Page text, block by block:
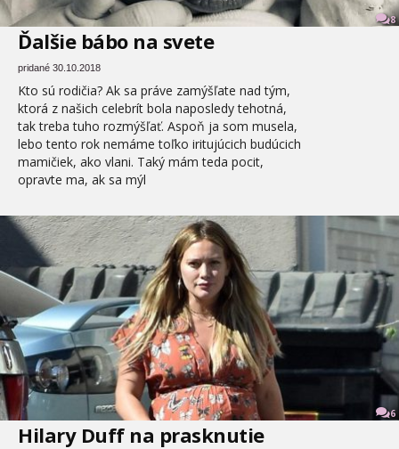
8
Ďalšie bábo na svete
pridané 30.10.2018
Kto sú rodičia? Ak sa práve zamýšľate nad tým,
ktorá z našich celebrít bola naposledy tehotná,
tak treba tuho rozmýšľať. Aspoň ja som musela,
lebo tento rok nemáme toľko iritujúcich budúcich
mamičiek, ako vlani. Taký mám teda pocit,
opravte ma, ak sa mýl
6
Hilary Duff na prasknutie